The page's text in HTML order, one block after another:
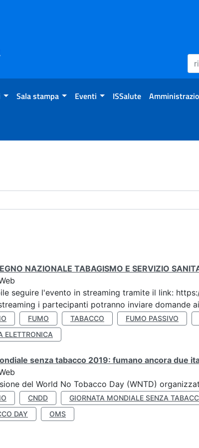
Sala stampa Eventi ISSalute
NAZIONALE TABAGISMO E SERVIZIO
seguire l'evento in streaming tramite il link:
i partecipanti potranno inviare domande
FUMO TABACCO FUMO PASSIVO
ELETTRONICA
senza tabacco 2019: fumano ancora due
del World No Tobacco Day (WNTD)
CNDD GIORNATA MONDIALE SENZA
DAY
OMS